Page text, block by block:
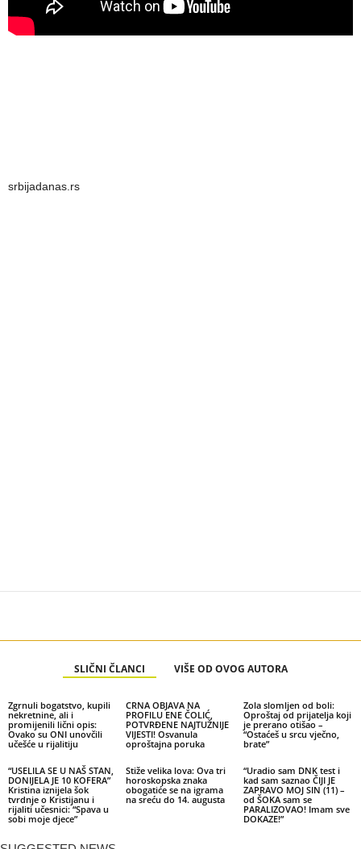
srbijadanas.rs
SLIČNI ČLANCI VIŠE OD OVOG AUTORA
Zgrnuli bogatstvo, kupili
nekretnine, ali i
promijenili lični opis:
Ovako su ONI unovčili
učešće u rijalitiju
CRNA OBJAVA NA
PROFILU ENE ČOLIĆ,
POTVRĐENE NAJTUŽNIJE
VIJESTI! Osvanula
oproštajna poruka
Zola slomljen od boli:
Oproštaj od prijatelja koji
je prerano otišao –
“Ostaćeš u srcu vječno,
brate”
“USELILA SE U NAŠ STAN,
DONIJELA JE 10 KOFERA”
Kristina iznijela šok
tvrdnje o Kristijanu i
rijaliti učesnici: “Spava u
sobi moje djece”
Stiže velika lova: Ova tri
horoskopska znaka
obogatiće se na igrama
na sreću do 14. augusta
“Uradio sam DNK test i
kad sam saznao ČIJI JE
ZAPRAVO MOJ SIN (11) –
od ŠOKA sam se
PARALIZOVAO! Imam sve
DOKAZE!”